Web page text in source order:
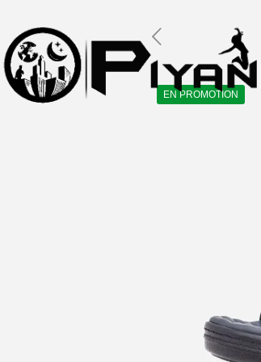
EN PROMOTION